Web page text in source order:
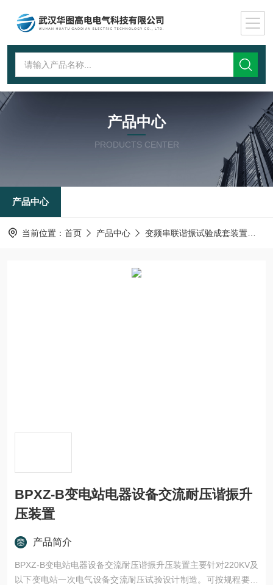
产品中心
PRODUCTS CENTER
产品中心
当前位置： 首页 产品中心 变频串联谐振试验成套装置
BPXZ-B变电站电器设备交流耐压谐振升
压装置
产品简介
BPXZ-B变电站电器设备交流耐压谐振升压装置主要针对220KV及
以下变电站一次电气设备交流耐压试验设计制造。可按规程要求